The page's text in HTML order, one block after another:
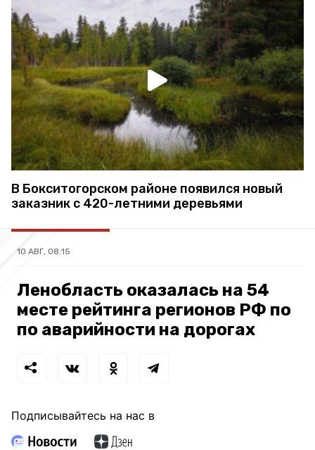
В Бокситогорском районе появился новый
заказник с 420-летними деревьями
10 АВГ, 08:15
Ленобласть оказалась на 54
месте рейтинга регионов РФ по
по аварийности на дорогах
Подписывайтесь на нас в